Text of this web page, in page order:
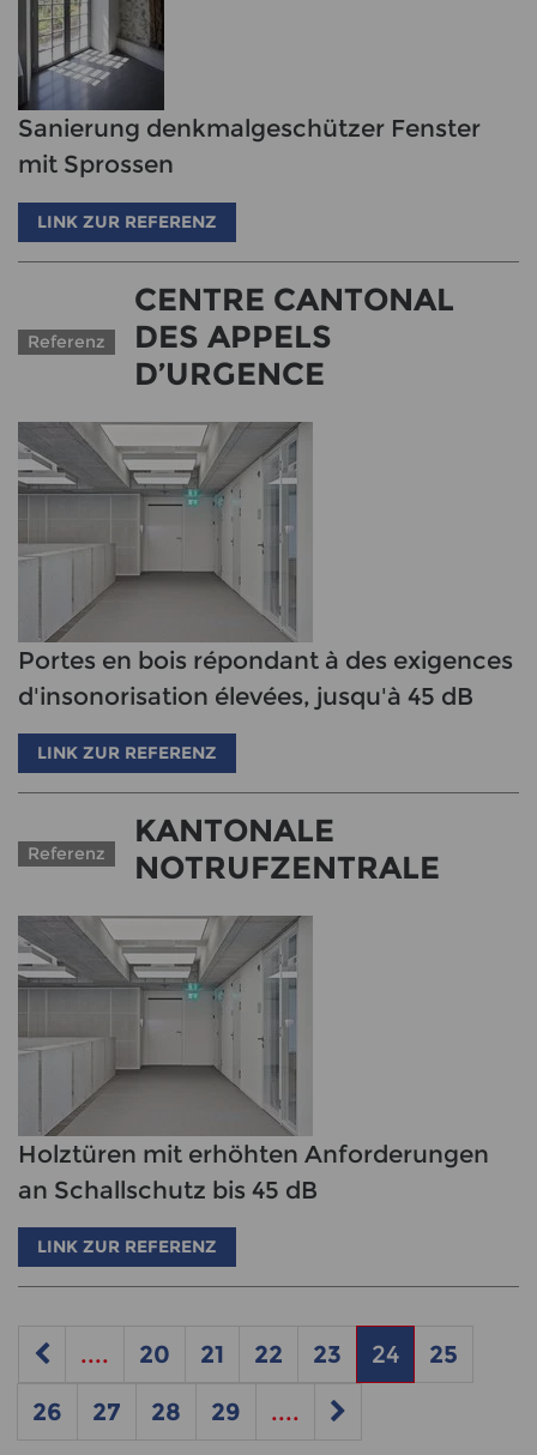
Sanierung denkmalgeschützer Fenster
mit Sprossen
LINK ZUR REFERENZ
Referenz
CENTRE CANTONAL
DES APPELS
D’URGENCE
Portes en bois répondant à des exigences
d'insonorisation élevées, jusqu'à 45 dB
LINK ZUR REFERENZ
Referenz
KANTONALE
NOTRUFZENTRALE
Holztüren mit erhöhten Anforderungen
an Schallschutz bis 45 dB
LINK ZUR REFERENZ
.... 20 21 22 23 24
25
26
27 28 29 ....